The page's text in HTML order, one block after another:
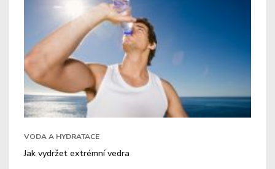
VODA A HYDRATACE
Jak vydržet extrémní vedra